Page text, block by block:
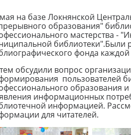
на базе Локнянской
образования"
мастерства -
библиотеки".Были
фонда
обсудили вопрос
пользователей
образования
информационных
информацией.
для читателей.